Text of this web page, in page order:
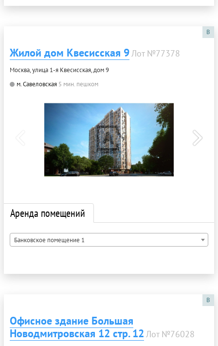
B
Жилой дом Квесисская 9Лот №77378
Москва, улица 1-я Квесисская, дом 9
м. Савеловская 5 мин. пешком
Аренда помещений
Банковское помещение 1
B
Офисное здание Большая
Новодмитровская 12 стр. 12 Лот №76028